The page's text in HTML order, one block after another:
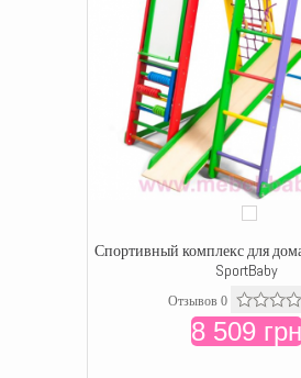
Спортивный комплекс для
SportBaby
Отзывов 0
8 509 грн